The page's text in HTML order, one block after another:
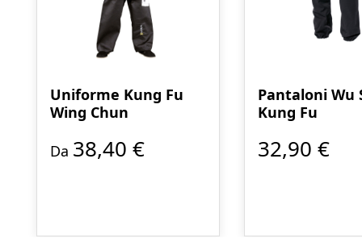
Uniforme Kung Fu
Wing Chun
Da 38,40 €
Pantaloni Wu
Kung Fu
32,90 €